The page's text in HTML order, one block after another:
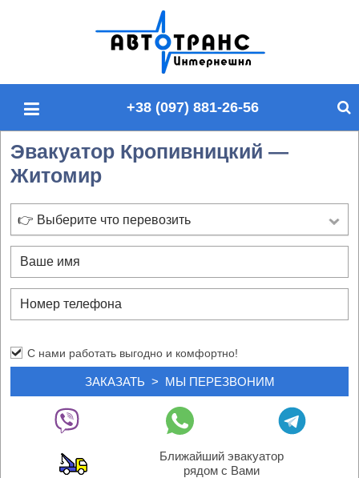
п
т
+38 (097) 881-26-56
Эвакуатор Кропивницкий —
Житомир
👉 Выберите что перевозить
С нами работать выгодно и комфортно!
Ближайший эвакуатор
рядом с Вами